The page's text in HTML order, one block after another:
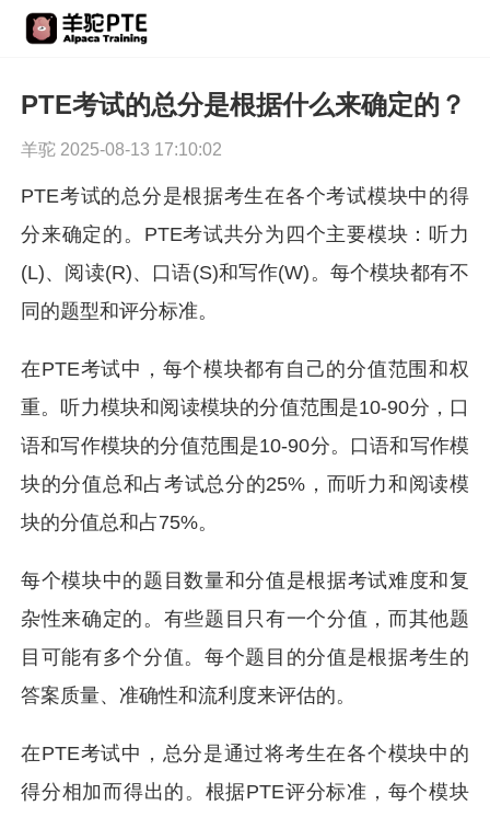
PTE考试的总分是根据什么来确定的？
羊驼 2025-08-13 17:10:02
PTE考试的总分是根据考生在各个考试模块中的得
分来确定的。PTE考试共分为四个主要模块：听力
(L)、阅读(R)、口语(S)和写作(W)。每个模块都有不
同的题型和评分标准。
在PTE考试中，每个模块都有自己的分值范围和权
重。听力模块和阅读模块的分值范围是10-90分，口
语和写作模块的分值范围是10-90分。口语和写作模
块的分值总和占考试总分的25%，而听力和阅读模
块的分值总和占75%。
每个模块中的题目数量和分值是根据考试难度和复
杂性来确定的。有些题目只有一个分值，而其他题
目可能有多个分值。每个题目的分值是根据考生的
答案质量、准确性和流利度来评估的。
在PTE考试中，总分是通过将考生在各个模块中的
得分相加而得出的。根据PTE评分标准，每个模块